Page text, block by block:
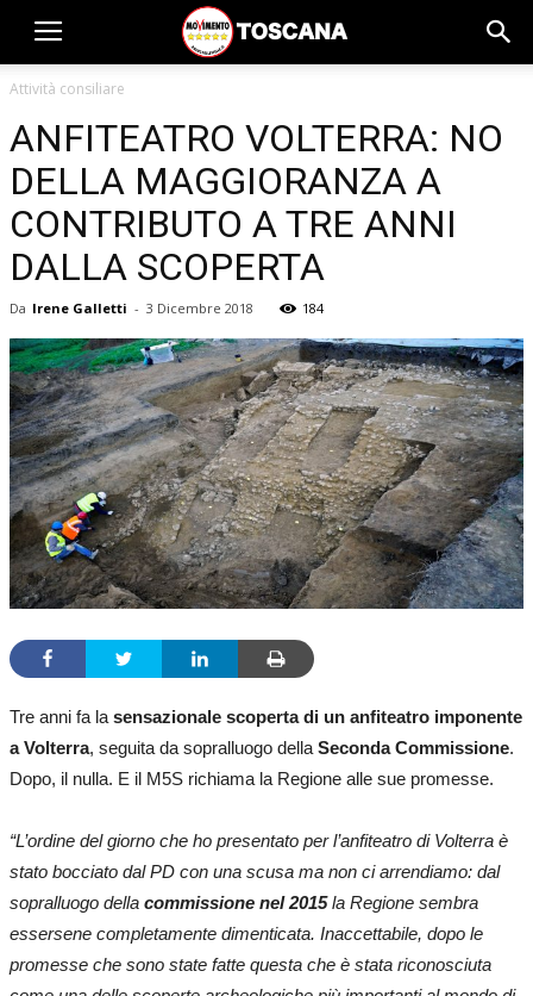
Attività consiliare
ANFITEATRO VOLTERRA: NO
DELLA MAGGIORANZA A
CONTRIBUTO A TRE ANNI
DALLA SCOPERTA
Da Irene Galletti - 3 Dicembre 2018 184
Tre anni fa la sensazionale scoperta di un anfiteatro imponente
a Volterra, seguita da sopralluogo della Seconda Commissione.
Dopo, il nulla. E il M5S richiama la Regione alle sue promesse.
“L’ordine del giorno che ho presentato per l’anfiteatro di Volterra è
stato bocciato dal PD con una scusa ma non ci arrendiamo: dal
sopralluogo della commissione nel 2015la Regione sembra
essersene completamente dimenticata. Inaccettabile, dopo le
promesse che sono state fatte questa che è stata riconosciuta